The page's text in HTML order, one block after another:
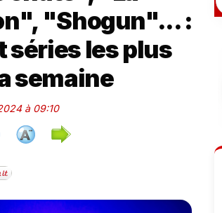
"Shogun"... :
séries les plus
semaine
à 09:10